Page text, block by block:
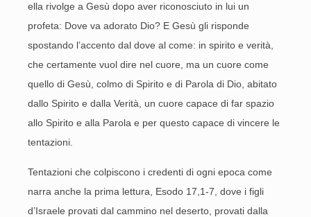
ella rivolge a Gesù dopo aver riconosciuto in lui un
profeta: Dove va adorato Dio? E Gesù gli risponde
spostando l’accento dal dove al come: in spirito e verità,
che certamente vuol dire nel cuore, ma un cuore come
quello di Gesù, colmo di Spirito e di Parola di Dio, abitato
dallo Spirito e dalla Verità, un cuore capace di far spazio
allo Spirito e alla Parola e per questo capace di vincere le
tentazioni.
Tentazioni che colpiscono i credenti di ogni epoca come
narra anche la prima lettura, Esodo 17,1-7, dove i figli
d’Israele provati dal cammino nel deserto, provati dalla